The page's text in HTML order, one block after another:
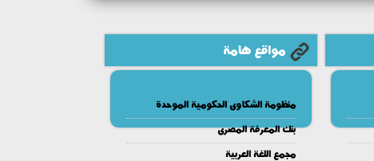
مواقع هامة
منظومة الشكاوى الحكومية الموحدة
بنك المعرفة المصرى
مجمع اللغة العربية